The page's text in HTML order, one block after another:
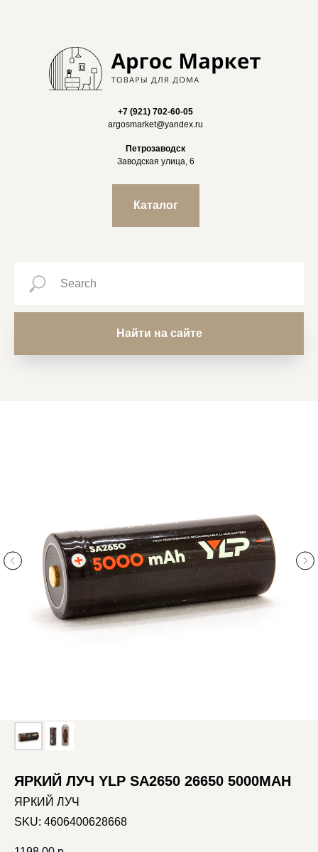
+7 (921) 702-60-05
argosmarket@yandex.ru
Петрозаводск
Заводская улица, 6
Каталог
Найти на сайте
ЯРКИЙ ЛУЧ YLP SA2650 26650 5000MAH
ЯРКИЙ ЛУЧ
SKU: 4606400628668